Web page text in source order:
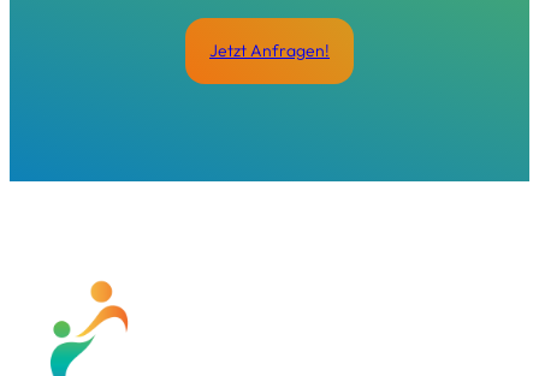
Jetzt Anfragen!